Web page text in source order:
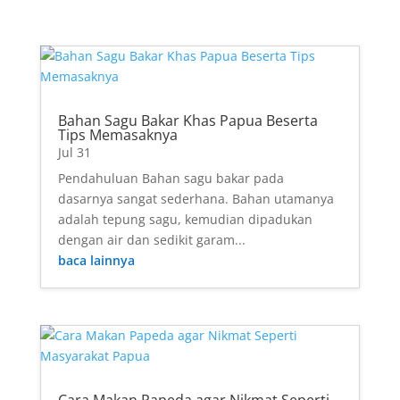
Bahan Sagu Bakar Khas Papua Beserta
Tips Memasaknya
Jul 31
Pendahuluan Bahan sagu bakar pada
dasarnya sangat sederhana. Bahan utamanya
adalah tepung sagu, kemudian dipadukan
dengan air dan sedikit garam...
baca lainnya